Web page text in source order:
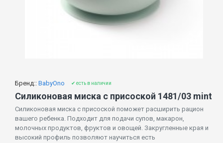
Бренд:: BabyOno ✔ есть в наличии
Силиконовая миска с присоской 1481/03 mint
Силиконовая миска с присоской поможет расширить рацион
вашего ребенка. Подходит для подачи супов, макарон,
молочных продуктов, фруктов и овощей. Закругленные края и
высокий профиль позволяют научиться есть